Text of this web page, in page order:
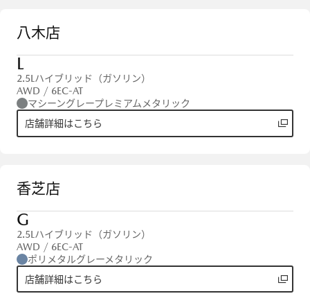
八木店
L
2.5Lハイブリッド（ガソリン）
AWD / 6EC-AT
マシーングレープレミアムメタリック
店舗詳細はこちら
香芝店
G
2.5Lハイブリッド（ガソリン）
AWD / 6EC-AT
ポリメタルグレーメタリック
店舗詳細はこちら